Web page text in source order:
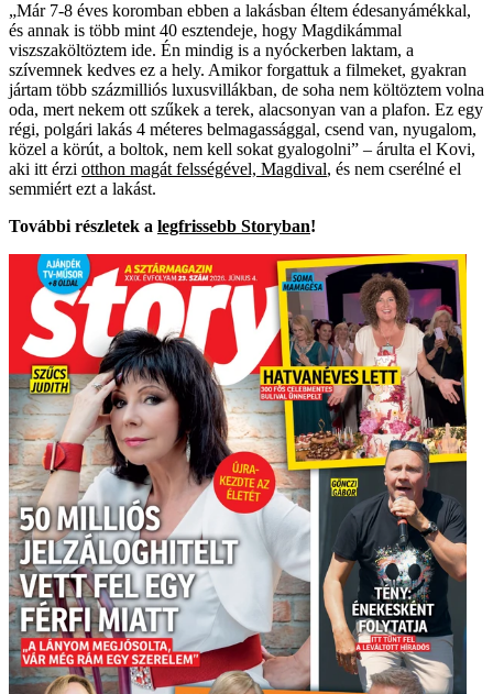
„Már 7-8 éves koromban ebben a lakásban éltem édesanyámékkal,
és annak is több mint 40 esztendeje, hogy Magdikámmal
viszszaköltöztem ide. Én mindig is a nyóckerben laktam, a
szívemnek kedves ez a hely. Amikor forgattuk a filmeket, gyakran
jártam több százmilliós luxusvillákban, de soha nem költöztem volna
oda, mert nekem ott szűkek a terek, alacsonyan van a plafon. Ez egy
régi, polgári lakás 4 méteres belmagassággal, csend van, nyugalom,
közel a körút, a boltok, nem kell sokat gyalogolni” – árulta el Kovi,
aki itt érzi otthon magát felsségével, Magdival, és nem cserélné el
semmiért ezt a lakást.
További részletek a legfrissebb Storyban!